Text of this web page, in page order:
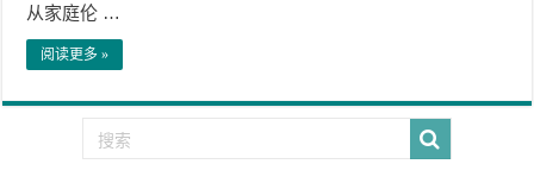
从家庭伦 …
阅读更多 »